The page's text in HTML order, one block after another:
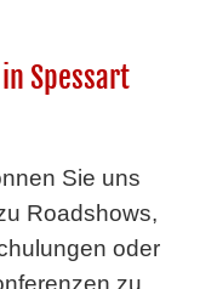
Spessart
Sie uns
Roadshows,
oder
zu